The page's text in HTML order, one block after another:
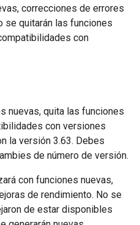
correcciones de errores
se quitarán las funciones
con
nuevas, quita las funciones
con versiones
la versión 3.63. Debes
de número de versión.
con funciones nuevas,
de rendimiento. No se
de estar disponibles